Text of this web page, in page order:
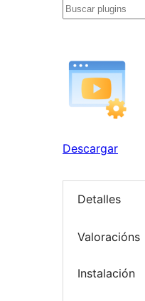
Buscar
Descargar
Detalles
Valoracións
Instalación